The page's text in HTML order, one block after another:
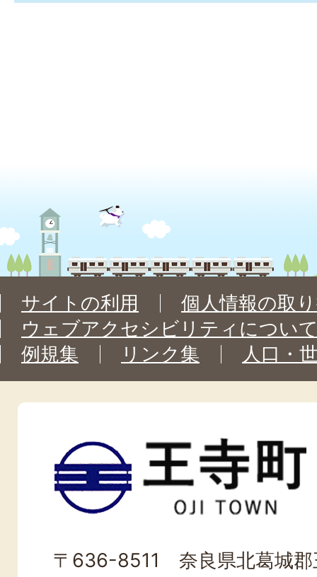
サイトの利用
個人情報の取
ウェブアクセシビリティについ
例規集
リンク集 人口・
王
寺
町
TOWN
〒636-8511 奈良県北葛城郡